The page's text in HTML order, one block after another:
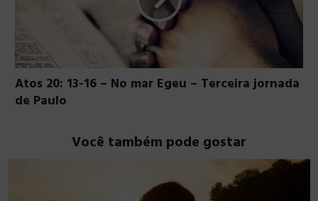
Atos 20: 13-16 – No mar Egeu – Terceira jornada
de Paulo
Você também pode gostar